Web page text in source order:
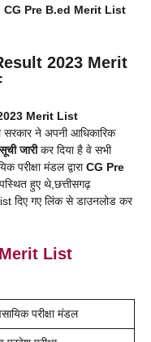
CG Pre B.ed Merit List
2023 Merit
Merit List
सरकार ने अपनी आधिकारिक
सूची जारीकर दिया है वे सभी
परीक्षा मंडल द्वाराCG Pre
हुए थे,छत्तीसगढ़
दिए गए लिंक से डाउनलोड कर
List
परीक्षा मंडल